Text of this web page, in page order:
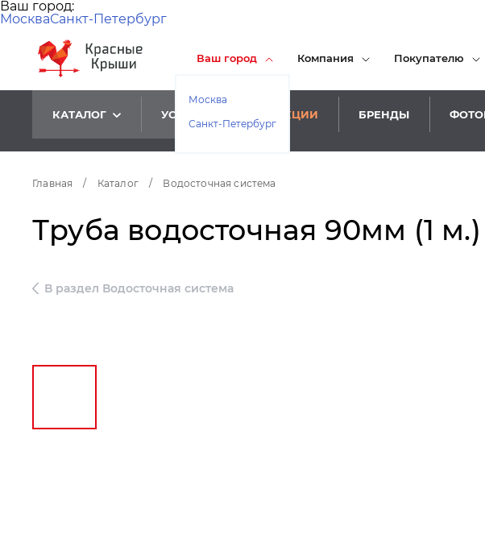
Ваш город:
МоскваСанкт-Петербург
Ваш город
Москва
Санкт-Петербург
Компания Покупателю
КАТАЛОГ УСЛУГИ АКЦИИ БРЕНДЫ
Главная / Каталог / Водосточная система
Труба водосточная 90мм (1
В раздел Водосточная система